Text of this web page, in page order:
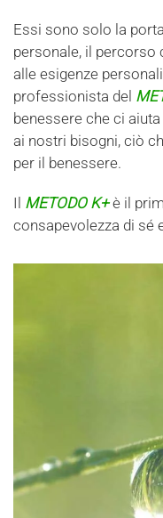
Essi sono solo la
personale, il percorso
alle esigenze
professionista del
benessere che ci
ai nostri bisogni, ciò
per il benessere.
Il METODO K+è il
consapevolezza di sé